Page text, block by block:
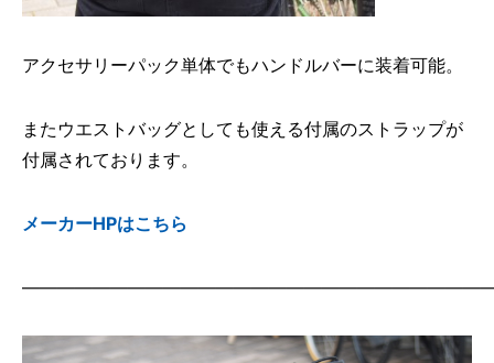
アクセサリーパック単体でもハンドルバーに装着可能。
またウエストバッグとしても使える付属のストラップが
付属されております。
メーカーHPはこちら